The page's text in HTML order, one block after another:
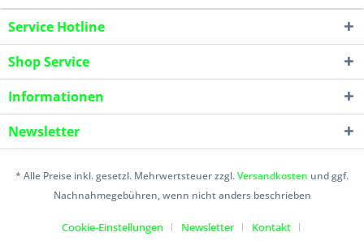
Service Hotline
Shop Service
Informationen
Newsletter
* Alle Preise inkl. gesetzl. Mehrwertsteuer zzgl.Versandkosten und ggf.
Nachnahmegebühren, wenn nicht anders beschrieben
Cookie-Einstellungen Newsletter
Kontakt